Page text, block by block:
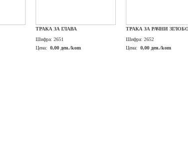
ТРАКА ЗА ГЛАВА
Шифра: 2651
Цена:
0,00 ден./kom
ТРАКА ЗА РАЧНИ
Шифра: 2652
Цена:
0,00 ден./kom